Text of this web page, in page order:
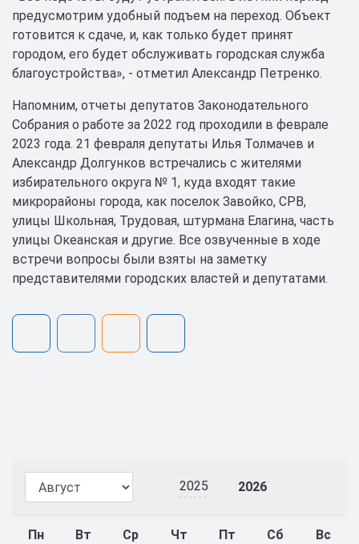
2025 2026
Пн Вт Ср Чт Пт Сб Вс
предусмотрим удобный подъем на переход. Объект
готовится к сдаче, и, как только будет принят
городом, его будет обслуживать городская служба
благоустройства», - отметил Александр Петренко.
Напомним, отчеты депутатов Законодательного
Собрания о работе за 2022 год проходили в феврале
2023 года. 21 февраля депутаты Илья Толмачев и
Александр Долгунков встречались с жителями
избирательного округа № 1, куда входят такие
микрорайоны города, как поселок Завойко, СРВ,
улицы Школьная, Трудовая, штурмана Елагина, часть
улицы Океанская и другие. Все озвученные в ходе
встречи вопросы были взяты на заметку
представителями городских властей и депутатами.